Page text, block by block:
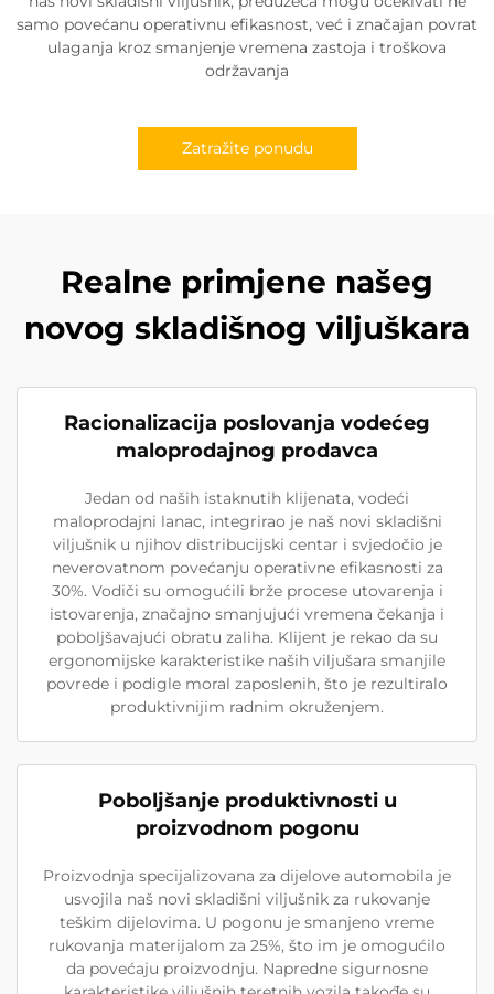
samo povećanu operativnu efikasnost, već i značajan povrat
ulaganja kroz smanjenje vremena zastoja i troškova
održavanja
Zatražite ponudu
Realne primjene našeg
novog skladišnog viljuškara
Racionalizacija poslovanja vodećeg
maloprodajnog prodavca
Jedan od naših istaknutih klijenata, vodeći
maloprodajni lanac, integrirao je naš novi skladišni
viljušnik u njihov distribucijski centar i svjedočio je
neverovatnom povećanju operativne efikasnosti za
30%. Vodiči su omogućili brže procese utovarenja i
istovarenja, značajno smanjujući vremena čekanja i
poboljšavajući obratu zaliha. Klijent je rekao da su
ergonomijske karakteristike naših viljušara smanjile
povrede i podigle moral zaposlenih, što je rezultiralo
produktivnijim radnim okruženjem.
Poboljšanje produktivnosti u
proizvodnom pogonu
Proizvodnja specijalizovana za dijelove automobila je
usvojila naš novi skladišni viljušnik za rukovanje
teškim dijelovima. U pogonu je smanjeno vreme
rukovanja materijalom za 25%, što im je omogućilo
da povećaju proizvodnju. Napredne sigurnosne